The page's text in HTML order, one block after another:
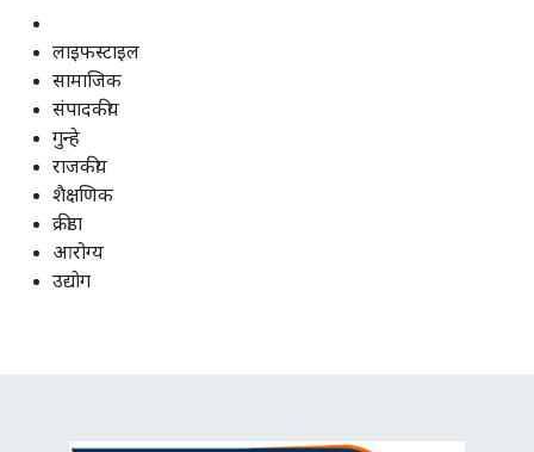
लाइफस्टाइल
सामाजिक
संपादकीय
गुन्हे
राजकीय
शैक्षणिक
क्रीडा
आरोग्य
उद्योग